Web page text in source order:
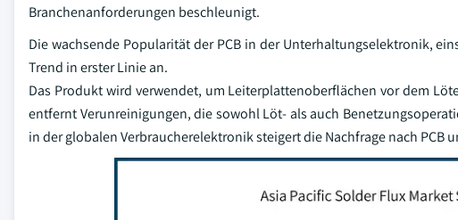
Branchenanforderungen beschleunigt.
Die wachsende Popularität der PCB in der Unterhaltungselektronik,
Trend in erster Linie an.
Das Produkt wird verwendet, um Leiterplattenoberflächen vor dem
entfernt Verunreinigungen, die sowohl Löt- als auch
in der globalen Verbraucherelektronik steigert die Nachfrage nach